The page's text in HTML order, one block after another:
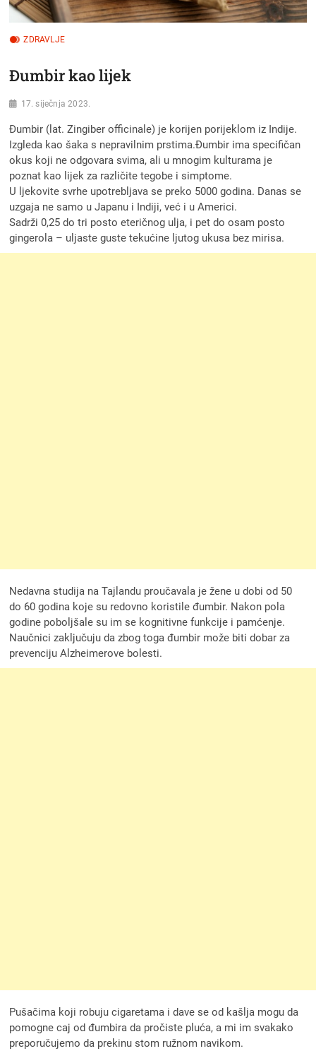
ZDRAVLJE
Đumbir kao lijek
17. siječnja 2023.
Đumbir (lat. Zingiber officinale) je korijen porijeklom iz Indije.
Izgleda kao šaka s nepravilnim prstima.Đumbir ima specifičan
okus koji ne odgovara svima, ali u mnogim kulturama je
poznat kao lijek za različite tegobe i simptome.
U ljekovite svrhe upotrebljava se preko 5000 godina. Danas se
uzgaja ne samo u Japanu i Indiji, već i u Americi.
Sadrži 0,25 do tri posto eteričnog ulja, i pet do osam posto
gingerola – uljaste guste tekućine ljutog ukusa bez mirisa.
Nedavna studija na Tajlandu proučavala je žene u dobi od 50
do 60 godina koje su redovno koristile đumbir. Nakon pola
godine poboljšale su im se kognitivne funkcije i pamćenje.
Naučnici zaključuju da zbog toga đumbir može biti dobar za
prevenciju Alzheimerove bolesti.
Pušačima koji robuju cigaretama i dave se od kašlja mogu da
pomogne caj od đumbira da pročiste pluća, a mi im svakako
preporučujemo da prekinu stom ružnom navikom.